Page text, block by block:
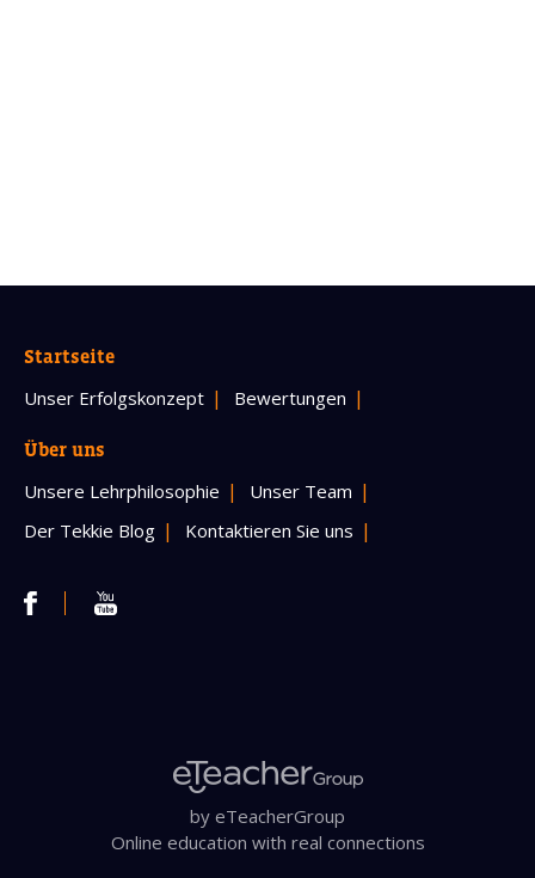
Startseite
Unser Erfolgskonzept Bewertungen
Über uns
Unsere Lehrphilosophie
Unser Team
Der Tekkie Blog
Kontaktieren Sie uns
by eTeacherGroup
Online education with real connections